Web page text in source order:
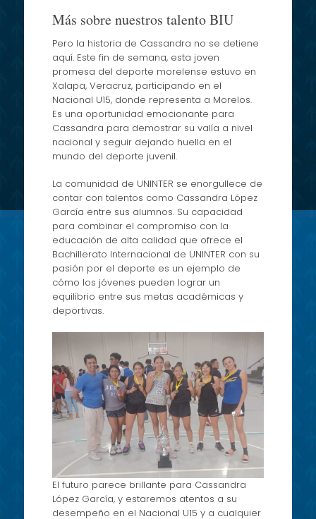
Más sobre nuestros talento BIU
Pero la historia de Cassandra no se detiene
aquí. Este fin de semana, esta joven
promesa del deporte morelense estuvo en
Xalapa, Veracruz, participando en el
Nacional U15, donde representa a Morelos.
Es una oportunidad emocionante para
Cassandra para demostrar su valía a nivel
nacional y seguir dejando huella en el
mundo del deporte juvenil.
La comunidad de UNINTER se enorgullece de
contar con talentos como Cassandra López
García entre sus alumnos. Su capacidad
para combinar el compromiso con la
educación de alta calidad que ofrece el
Bachillerato Internacional de UNINTER con su
pasión por el deporte es un ejemplo de
cómo los jóvenes pueden lograr un
equilibrio entre sus metas académicas y
deportivas.
El futuro parece brillante para Cassandra
López García, y estaremos atentos a su
desempeño en el Nacional U15 y a cualquier